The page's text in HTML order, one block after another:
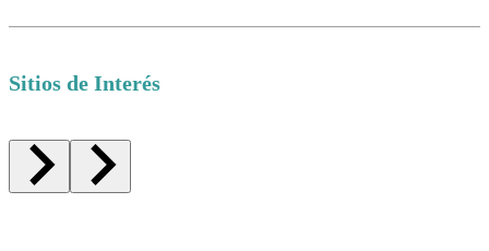
Sitios de Interés